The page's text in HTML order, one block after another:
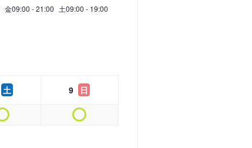
金09:00 - 21:00 土09:00 - 19:00
土 9 日